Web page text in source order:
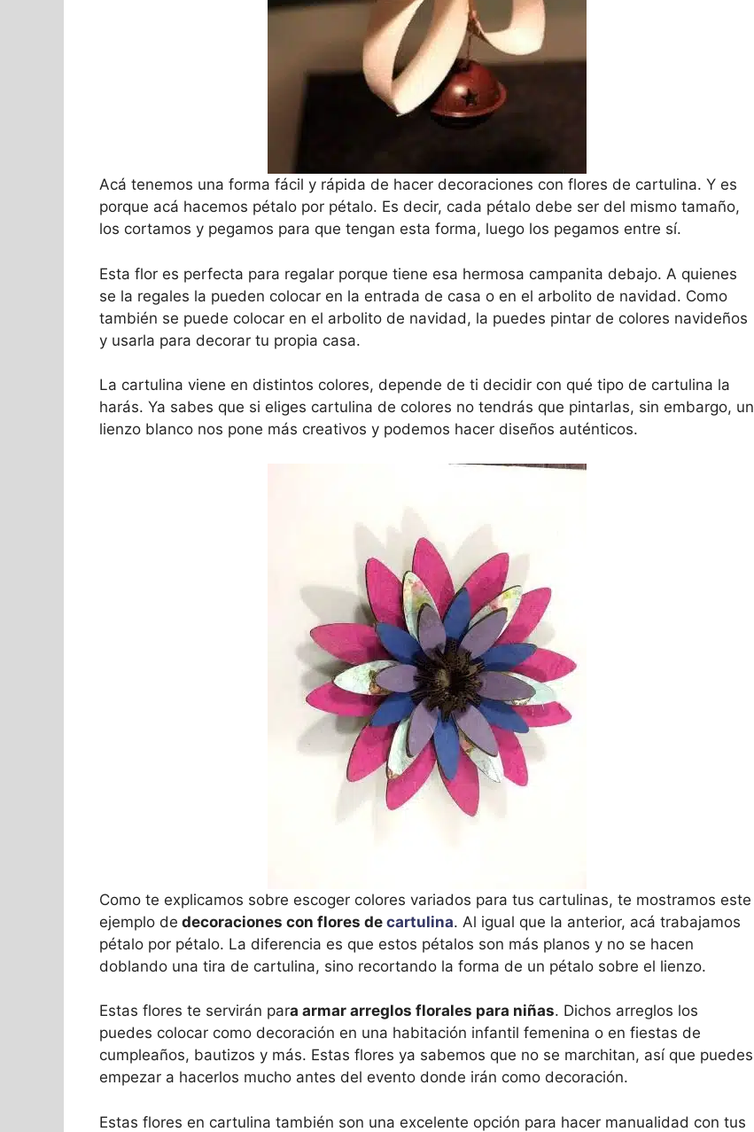
Acá tenemos una forma fácil y rápida de hacer decoraciones con flores de cartulina. Y es
porque acá hacemos pétalo por pétalo. Es decir, cada pétalo debe ser del mismo tamaño,
los cortamos y pegamos para que tengan esta forma, luego los pegamos entre sí.
Esta flor es perfecta para regalar porque tiene esa hermosa campanita debajo. A quienes
se la regales la pueden colocar en la entrada de casa o en el arbolito de navidad. Como
también se puede colocar en el arbolito de navidad, la puedes pintar de colores navideños
y usarla para decorar tu propia casa.
La cartulina viene en distintos colores, depende de ti decidir con qué tipo de cartulina la
harás. Ya sabes que si eliges cartulina de colores no tendrás que pintarlas, sin embargo, un
lienzo blanco nos pone más creativos y podemos hacer diseños auténticos.
Como te explicamos sobre escoger colores variados para tus cartulinas, te mostramos este
ejemplo de decoraciones con flores de cartulina. Al igual que la anterior, acá trabajamos
pétalo por pétalo. La diferencia es que estos pétalos son más planos y no se hacen
doblando una tira de cartulina, sino recortando la forma de un pétalo sobre el lienzo.
Estas flores te servirán para armar arreglos florales para niñas. Dichos arreglos los
puedes colocar como decoración en una habitación infantil femenina o en fiestas de
cumpleaños, bautizos y más. Estas flores ya sabemos que no se marchitan, así que puedes
empezar a hacerlos mucho antes del evento donde irán como decoración.
Estas flores en cartulina también son una excelente opción para hacer manualidad con tus